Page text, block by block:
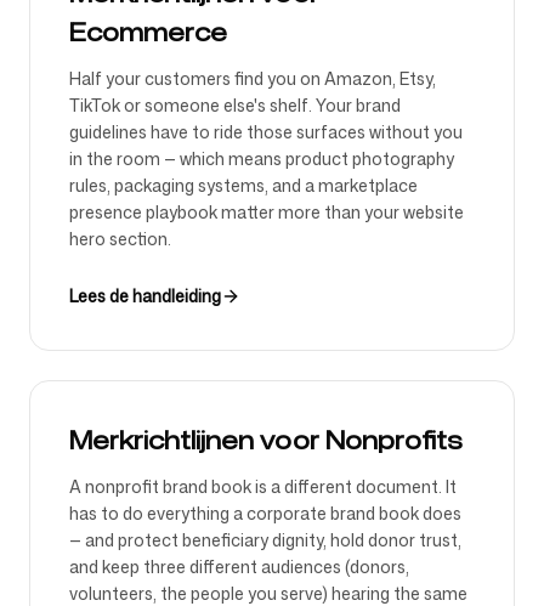
Ecommerce
Half your customers find you on Amazon, Etsy,
TikTok or someone else's shelf. Your brand
guidelines have to ride those surfaces without you
in the room — which means product photography
rules, packaging systems, and a marketplace
presence playbook matter more than your website
hero section.
Lees de handleiding
Merkrichtlijnen voor Nonprofits
A nonprofit brand book is a different document. It
has to do everything a corporate brand book does
— and protect beneficiary dignity, hold donor trust,
and keep three different audiences (donors,
volunteers, the people you serve) hearing the same